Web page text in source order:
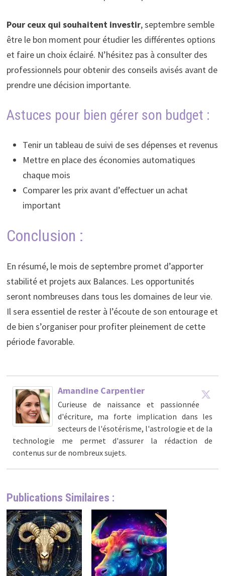
Pour ceux qui souhaitent investir, septembre semble
être le bon moment pour étudier les différentes options
et faire un choix éclairé. N’hésitez pas à consulter des
professionnels pour obtenir des conseils avisés avant de
prendre une décision importante.
Astuces pour bien gérer son budget :
Tenir un tableau de suivi de ses dépenses et revenus
Mettre en place des économies automatiques
chaque mois
Comparer les prix avant d’effectuer un achat
important
Conclusion :
En résumé, le mois de septembre promet d’apporter
stabilité et projets aux Balances. Les opportunités
seront nombreuses dans tous les domaines de leur vie.
Il sera essentiel de rester à l’écoute de son entourage et
de bien s’organiser pour profiter pleinement de cette
période favorable.
Amandine Carpentier
Curieuse de naissance et passionnée
d'écriture, ma forte implication dans les
secteurs de l'ésotérisme, l'astrologie et de la
technologie me permet d'assurer la rédaction de
contenus sur de nombreux sujets.
Publications Similaires :